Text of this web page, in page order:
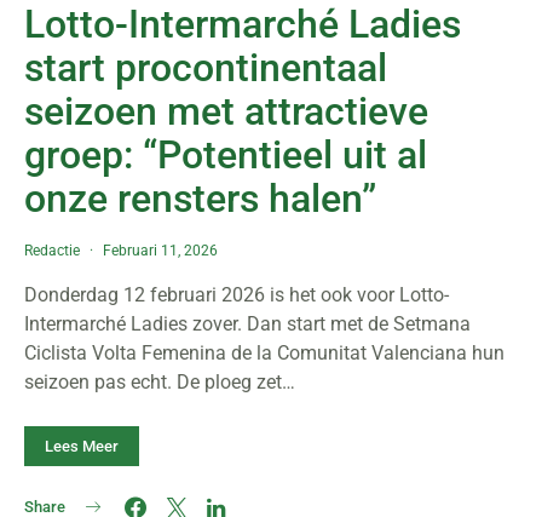
Lotto-Intermarché Ladies
start procontinentaal
seizoen met attractieve
groep: “Potentieel uit al
onze rensters halen”
Redactie Februari 11, 2026
Donderdag 12 februari 2026 is het ook voor Lotto-
Intermarché Ladies zover. Dan start met de Setmana
Ciclista Volta Femenina de la Comunitat Valenciana hun
seizoen pas echt. De ploeg zet…
Lees Meer
Share